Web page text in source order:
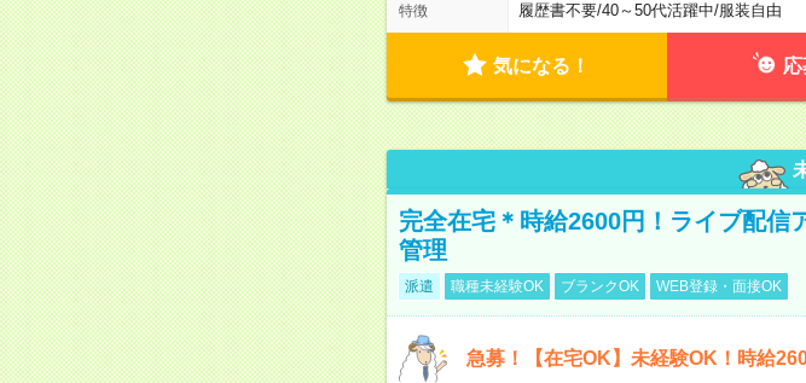
特徴 履歴書不要/40～50代活躍中/服装自由
気になる！
完全在宅＊時給2600円！ライブ配信
管理
派遣 職種未経験OK ブランクOK WEB登録・面接OK
急募！【在宅OK】未経験OK！時給